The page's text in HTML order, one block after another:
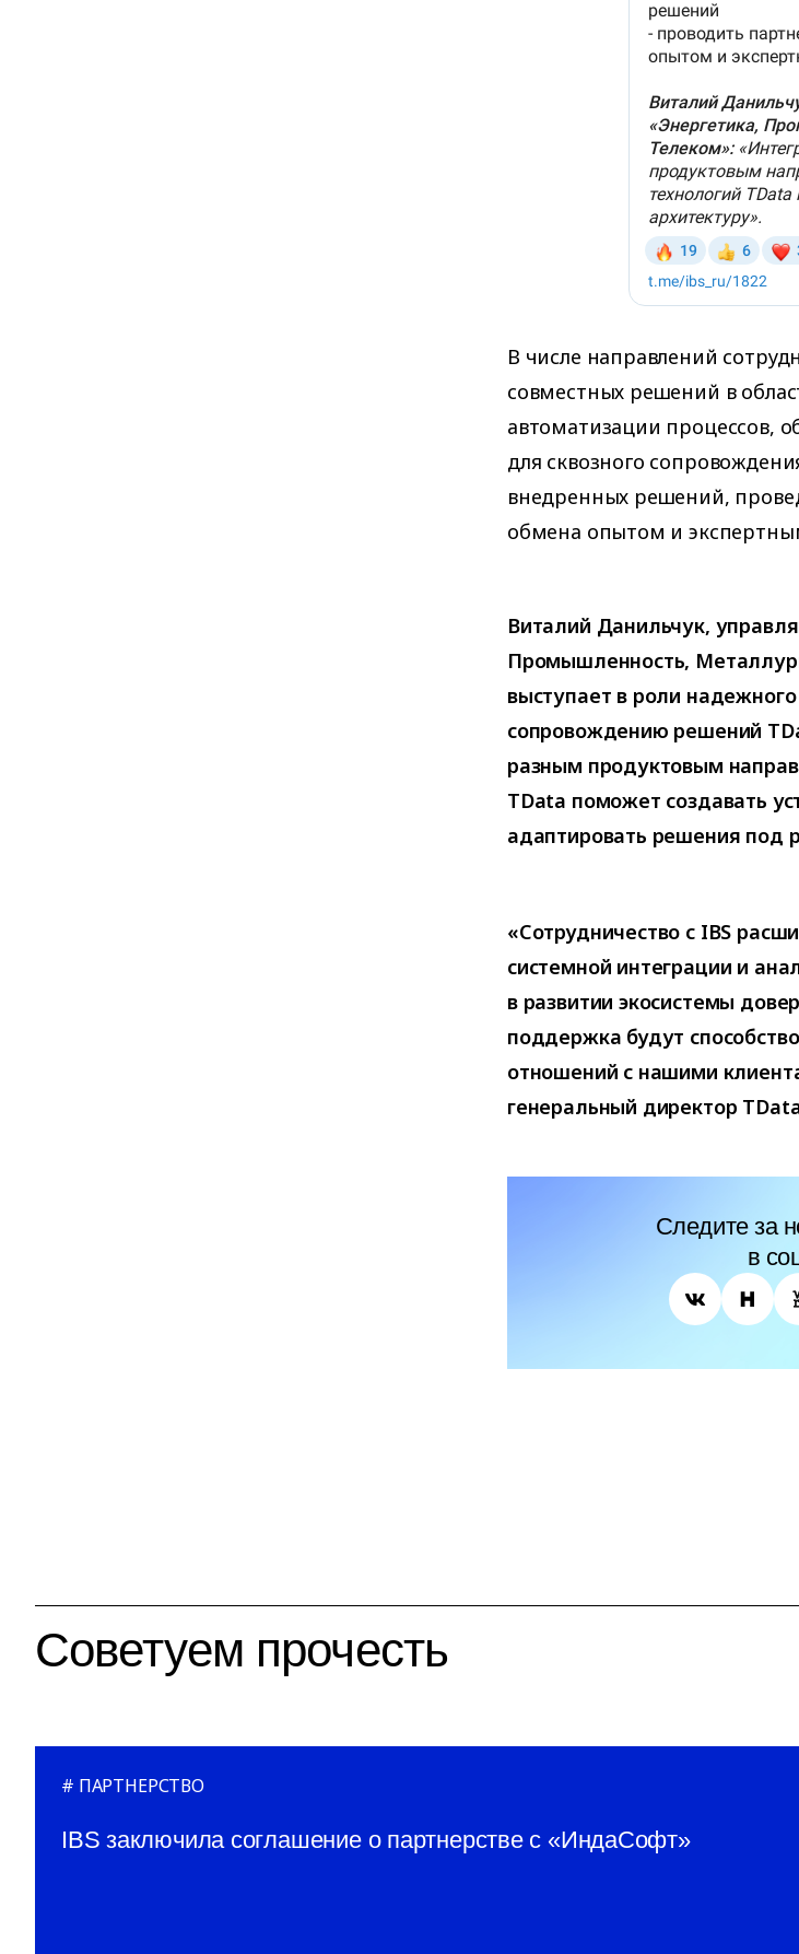
В числе направлений
совместных решений в
автоматизации процессов,
для сквозного
внедренных решений,
обмена опытом и
Виталий Данильчук,
Промышленность,
выступает в роли
сопровождению решений
разным продуктовым
TData поможет создавать
адаптировать решения под
«Сотрудничество с IBS
системной интеграции и
в развитии экосистемы
поддержка будут
отношений с нашими
генеральный директор
Следите за
в
Советуем прочесть
ПАРТНЕРСТВО
IBS заключила соглашение о партнерстве с «ИндаСофт»